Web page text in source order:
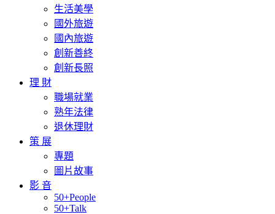
生活美學
國外旅遊
國內旅遊
創新善終
創新長照
理 財
職場就業
熟年法律
退休理財
策 展
專題
圖片故事
影 音
50+People
50+Talk